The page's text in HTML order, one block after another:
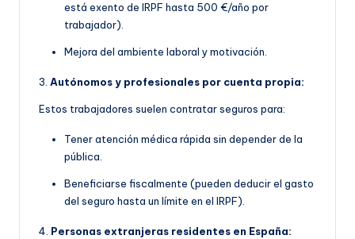
está exento de IRPF hasta 500 €/año por
trabajador).
Mejora del ambiente laboral y motivación.
3. Autónomos y profesionales por cuenta propia:
Estos trabajadores suelen contratar seguros para:
Tener atención médica rápida sin depender de la
pública.
Beneficiarse fiscalmente (pueden deducir el gasto
del seguro hasta un límite en el IRPF).
4. Personas extranjeras residentes en España: